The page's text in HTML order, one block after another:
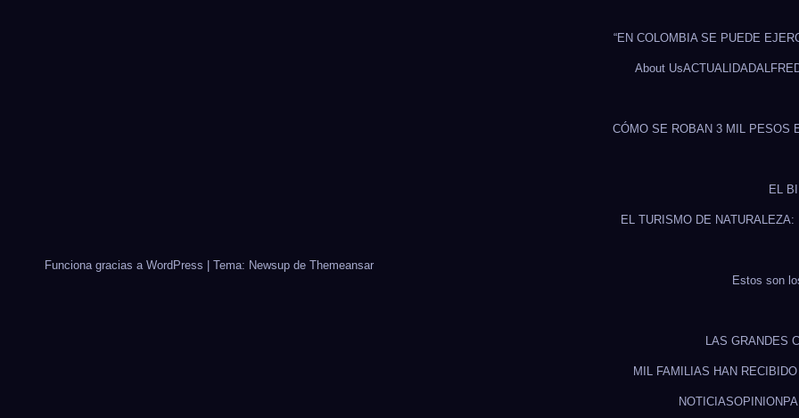
Funciona gracias a WordPress Tema: Newsup de Themeansar
“EN COLOMBIA SE PUEDE
About UsACTUALIDAD
CÓMO SE ROBAN 3 MIL PESOS
EL
EL TURISMO DE
Estos son
LAS GRANDES
MIL FAMILIAS HAN
NOTICIASOPINION